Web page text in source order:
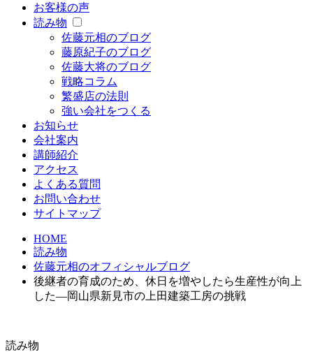
お客様の声
読み物
佐藤元相のブログ
藤原紀子のブログ
佐藤大将のブログ
戦略コラム
繁盛店の法則
強い会社をつくる
お知らせ
会社案内
講師紹介
アクセス
よくある質問
お問い合わせ
サイトマップ
HOME
読み物
佐藤元相のオフィシャルブログ
後継者の育成のため、休日を増やしたら生産性が向上
した―岡山県新見市の上田建築工房の挑戦
読み物